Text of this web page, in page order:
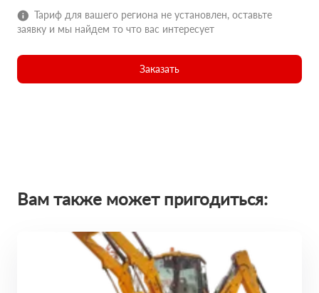
Тариф для вашего региона не установлен, оставьте
заявку и мы найдем то что вас интересует
Заказать
Вам также может пригодиться: